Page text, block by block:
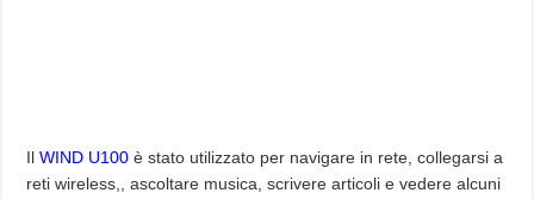
IlWIND U100 è stato utilizzato per navigare in rete, collegarsi a
reti wireless,, ascoltare musica, scrivere articoli e vedere alcuni